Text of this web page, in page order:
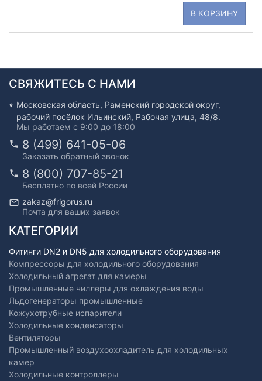
В КОРЗИНУ
СВЯЖИТЕСЬ С НАМИ
Московская область, Раменский городской округ,
рабочий посёлок Ильинский, Рабочая улица, 48/8.
Мы работаем с 9:00 до 18:00
8 (499) 641-05-06
Заказать обратный звонок
8 (800) 707-85-21
Бесплатно по всей России
zakaz@frigorus.ru
Почта для ваших заявок
КАТЕГОРИИ
Фитинги DN2 и DN5 для холодильного оборудования
Компрессоры для холодильного оборудования
Холодильный агрегат для камеры
Промышленные чиллеры для охлаждения воды
Льдогенераторы промышленные
Кожухотрубные испарители
Холодильные конденсаторы
Вентиляторы
Промышленный воздухоохладитель для холодильных
камер
Холодильные контроллеры